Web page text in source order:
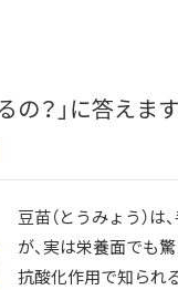
の？」に答え
豆苗（とうみょう）
が、実は栄養面でも
抗酸化作用で知られ